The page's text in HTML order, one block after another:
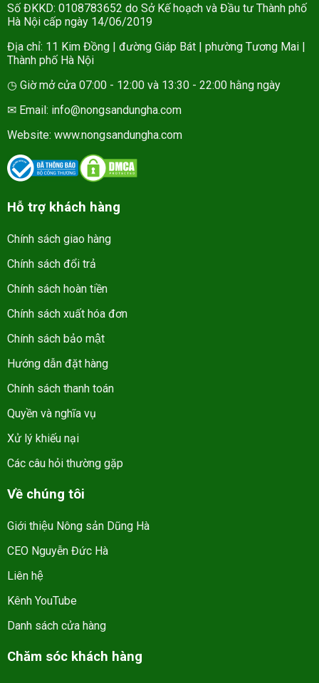
Số ĐKKD: 0108783652 do Sở Kế hoạch và Đầu tư Thành phố
Hà Nội cấp ngày 14/06/2019
Địa chỉ: 11 Kim Đồng | đường Giáp Bát | phường Tương Mai |
Thành phố Hà Nội
◷ Giờ mở cửa 07:00 - 12:00 và 13:30 - 22:00 hằng ngày
✉ Email: info@nongsandungha.com
Website: www.nongsandungha.com
Hỗ trợ khách hàng
Chính sách giao hàng
Chính sách đổi trả
Chính sách hoàn tiền
Chính sách xuất hóa đơn
Chính sách bảo mật
Hướng dẫn đặt hàng
Chính sách thanh toán
Quyền và nghĩa vụ
Xử lý khiếu nại
Các câu hỏi thường gặp
Về chúng tôi
Giới thiệu Nông sản Dũng Hà
CEO Nguyễn Đức Hà
Liên hệ
Kênh YouTube
Danh sách cửa hàng
Chăm sóc khách hàng